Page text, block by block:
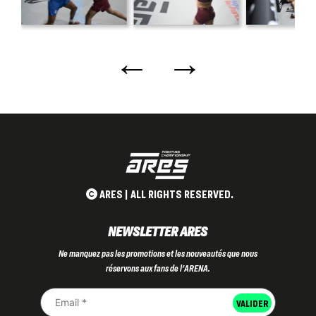
← →
ARES | ALL RIGHTS RESERVED.
NEWSLETTER ARES
Ne manquez pas les promotions et les nouveautés que nous
réservons aux fans de l'ARENA.